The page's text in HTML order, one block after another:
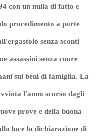
con un nulla di fatto e
procedimento a porte
senza sconti
assassini senza cuore
sui beni di famiglia. La
l'anno scorso dagli
prove e della buona
luce la dichiarazione di